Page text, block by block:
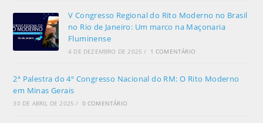
V Congresso Regional do Rito Moderno no Brasil
no Rio de Janeiro: Um marco na Maçonaria
Fluminense
4 DE DEZEMBRO DE 2025 / 1 COMENTÁRIO
2ª Palestra do 4º Congresso Nacional do RM: O Rito Moderno
em Minas Gerais
30 DE ABRIL DE 2025 / 0 COMENTÁRIO